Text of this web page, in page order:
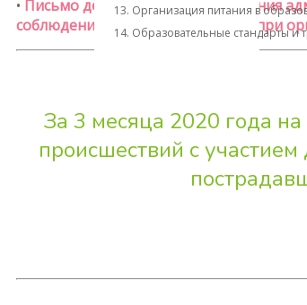
13. Организация питания в
14. Образовательные стандарты и
• Письмо департамента образования
соблюдении нормативных актов при
За 3 месяца 2020 года
происшествий с